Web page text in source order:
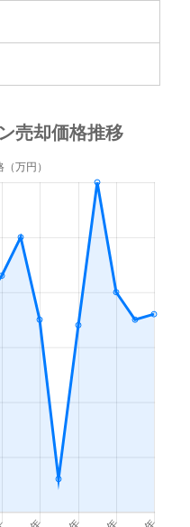
五稜郭公園前
函館
函館
函館
湯の川
湯の川
湯の川
湯の川 徒歩6